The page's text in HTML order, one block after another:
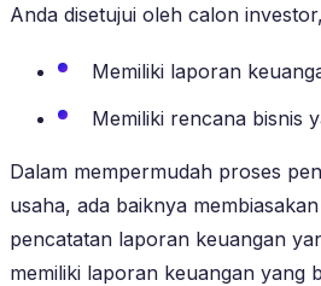
Anda disetujui oleh calon
Memiliki laporan
Memiliki rencana bisnis
Dalam mempermudah proses
usaha, ada baiknya
pencatatan laporan keuangan
memiliki laporan keuangan yang